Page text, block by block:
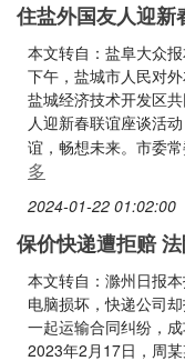
住盐外国友人迎新
本文转自：盐阜大众
下午，盐城市人民对
盐城经济技术开发区
人迎新春联谊座谈活
谊，畅想未来。市委
多
2024-01-22 01:02:00
保价快递遭拒赔
本文转自：滁州日报
电脑损坏，快递公司
一起运输合同纠纷，
2023年2月17日，周